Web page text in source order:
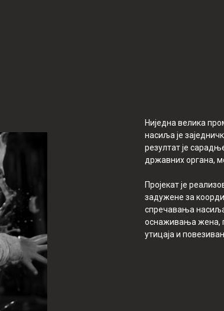
Ниједна велика
насиља је
резултат је
државних органа,
Пројекат је
задужене за
спречавања
оснаживања жена,
утицаја и